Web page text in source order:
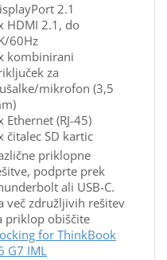
2.1
HDMI 2.1, do
60Hz
kombinirani
za
mikrofon (3,5
Ethernet (RJ-45)
čitalec SD kartic
priklopne
podprte prek
ali USB-C.
več združljivih rešitev
priklop obiščite
for ThinkBook
G7 IML